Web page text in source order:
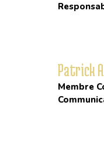
Patrick
Membre